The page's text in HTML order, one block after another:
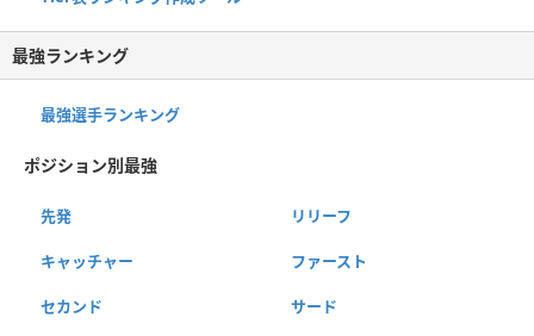
最強ランキング
最強選手ランキング
ポジション別最強
先発 リリーフ
キャッチャー ファースト
セカンド サード